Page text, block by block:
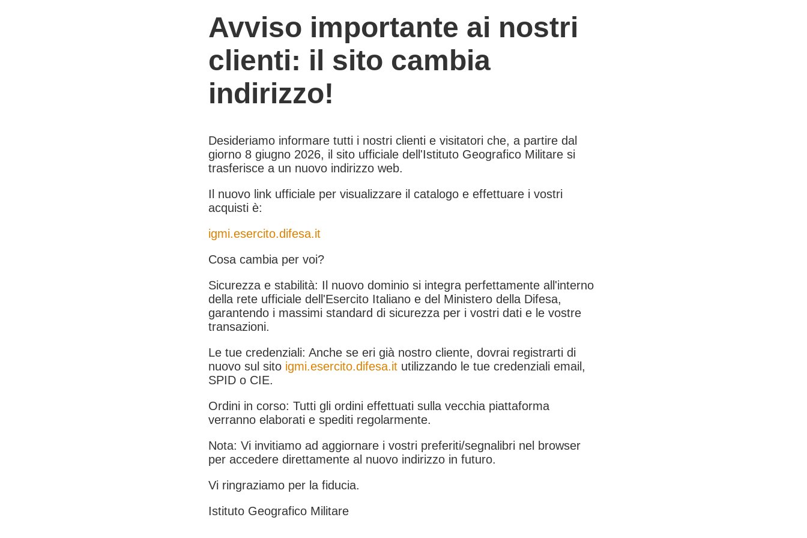
Avviso importante ai nostri
clienti: il sito cambia
indirizzo!
Desideriamo informare tutti i nostri clienti e visitatori che, a partire dal
giorno 8 giugno 2026, il sito ufficiale dell'Istituto Geografico Militare si
trasferisce a un nuovo indirizzo web.
Il nuovo link ufficiale per visualizzare il catalogo e effettuare i vostri
acquisti è:
igmi.esercito.difesa.it
Cosa cambia per voi?
Sicurezza e stabilità: Il nuovo dominio si integra perfettamente all'interno
della rete ufficiale dell'Esercito Italiano e del Ministero della Difesa,
garantendo i massimi standard di sicurezza per i vostri dati e le vostre
transazioni.
Le tue credenziali: Anche se eri già nostro cliente, dovrai registrarti di
nuovo sul sito igmi.esercito.difesa.it utilizzando le tue credenziali email,
SPID o CIE.
Ordini in corso: Tutti gli ordini effettuati sulla vecchia piattaforma
verranno elaborati e spediti regolarmente.
Nota: Vi invitiamo ad aggiornare i vostri preferiti/segnalibri nel browser
per accedere direttamente al nuovo indirizzo in futuro.
Vi ringraziamo per la fiducia.
Istituto Geografico Militare